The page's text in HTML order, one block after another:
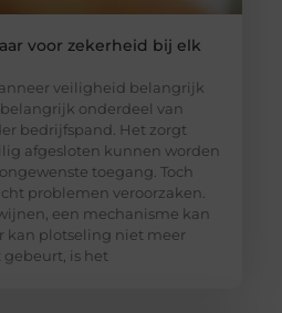
voor zekerheid bij elk
veiligheid belangrijk
onderdeel van
bedrijfspand. Het zorgt
afgesloten kunnen worden
toegang. Toch
problemen veroorzaken.
een mechanisme kan
kan plotseling niet meer
gebeurt, is het